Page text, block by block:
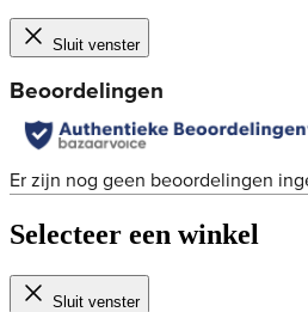
Sluit venster
Selecteer een winkel
Sluit venster